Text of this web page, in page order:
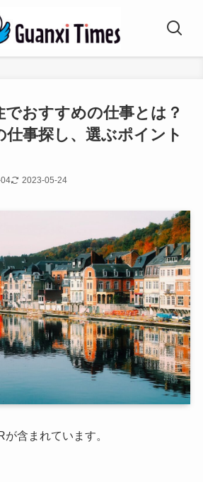
でおすすめの仕事とは？
仕事探し、選ぶポイント
2023-05-24
含まれています。